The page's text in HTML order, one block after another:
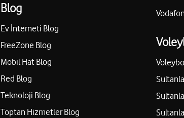
Blog
Ev İnterneti Blog
FreeZone Blog
Mobil Hat Blog
Red Blog
Teknoloji Blog
Toptan Hizmetler Blog